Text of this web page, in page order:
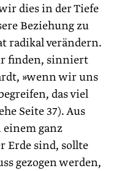
dies in der Tiefe
Beziehung zu
radikal verändern.
finden, sinniert
»wenn wir uns
das viel
Seite 37). Aus
ganz
Erde sind, sollte
gezogen werden,